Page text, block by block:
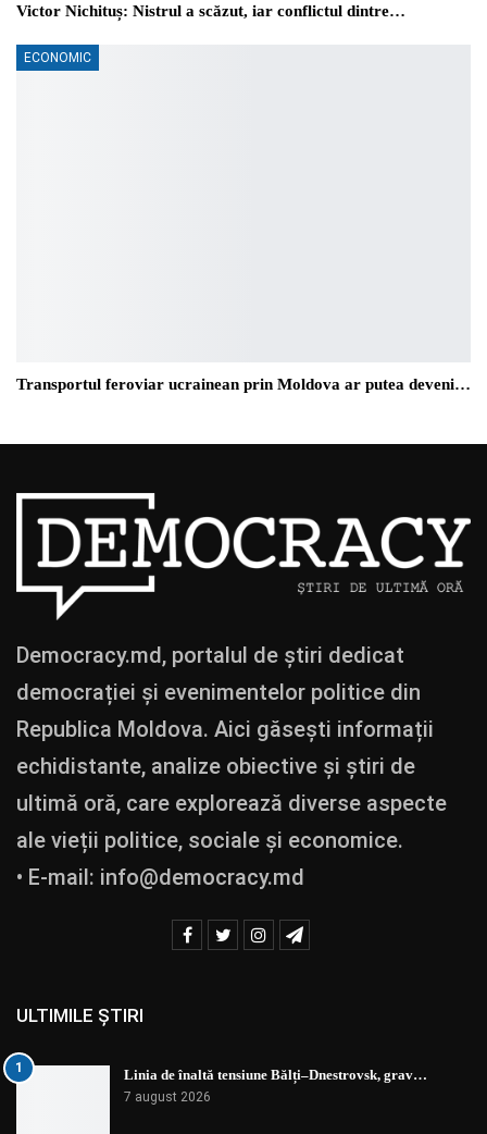
Victor Nichituș: Nistrul a scăzut, iar conflictul dintre…
ECONOMIC
Transportul feroviar ucrainean prin Moldova ar putea deveni…
Democracy.md, portalul de știri dedicat
democrației și evenimentelor politice din
Republica Moldova. Aici găsești informații
echidistante, analize obiective și știri de
ultimă oră, care explorează diverse aspecte
ale vieții politice, sociale și economice.
• E-mail: info@democracy.md
ULTIMILE ȘTIRI
1 Linia de înaltă tensiune Bălți–Dnestrovsk, grav…
7 august 2026